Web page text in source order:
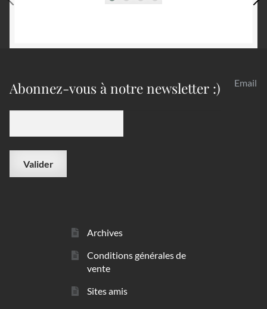
Abonnez-vous à notre newsletter :) Email
Archives
Conditions générales de
vente
Sites amis